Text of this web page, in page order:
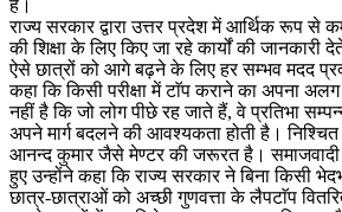
है।
राज्य सरकार द्वारा उत्तर प्रदेश में आर्थिक रूप से
की शिक्षा के लिए किए जा रहे कार्यों की जानकारी
ऐसे छात्रों को आगे बढ़ने के लिए हर सम्भव मदद
कहा कि किसी परीक्षा में टाॅप कराने का अपना
नहीं है कि जो लोग पीछे रह जाते हैं, वे प्रतिभा
अपने मार्ग बदलने की आवश्यकता होती है।
आनन्द कुमार जैसे मेण्टर की जरूरत है। समाजवादी
हुए उन्होंने कहा कि राज्य सरकार ने बिना किसी
छात्र-छात्राओं को अच्छी गुणवत्ता के लैपटाॅप